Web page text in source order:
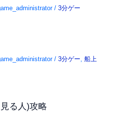
/3分ゲー
/3分ゲー ,船上
る人)攻略